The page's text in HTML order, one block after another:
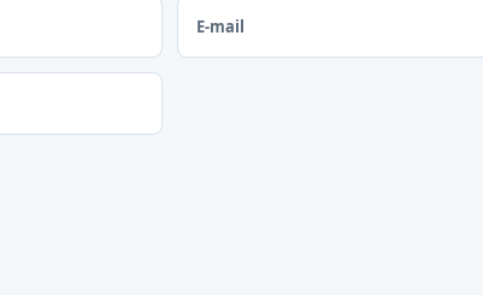
E-mail